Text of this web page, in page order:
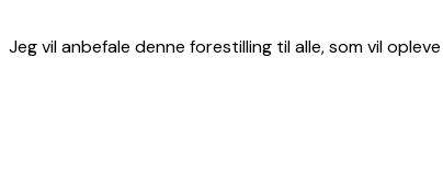
Jeg vil anbefale denne forestilling til alle, som vil